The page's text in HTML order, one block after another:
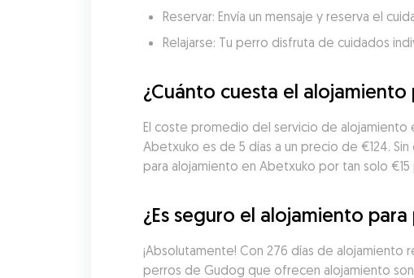
Reservar: Envía un mensaje y reserva el
Relajarse: Tu perro disfruta de cuidados
¿Cuánto cuesta el
El coste promedio del servicio de
Abetxuko es de 5 días a un precio de €124.
para alojamiento en Abetxuko por tan solo €15
¿Es seguro el alojamiento
¡Absolutamente! Con 276 días de
perros de Gudog que ofrecen alojamiento